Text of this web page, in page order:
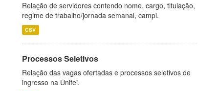
Relação de servidores contendo nome, cargo, titulação,
regime de trabalho/jornada semanal, campi.
CSV
Processos Seletivos
Relação das vagas ofertadas e processos seletivos de
ingresso na Unifei.